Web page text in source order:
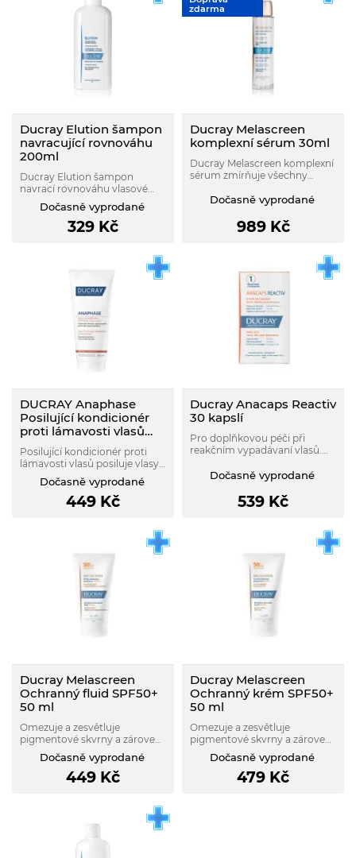
Ducray Elution šampon
navracující rovnováhu
200ml
Ducray Elution šampon
navrací rovnováhu vlasové
pokožce, šetrně vlasy myje a
napomáhá předcházet
opakovanému návratu lupů.
Je vhodný jako následná nebo
Dočasně vyprodané
329 Kč
zdarma
Ducray Melascreen
komplexní sérum 30ml
Ducray Melascreen komplexní
sérum zmírňuje všechny
stárnutí pokožky (lokalizované
stařecké skvrny, vrásky, ztráta
pružnosti).
Dočasně vyprodané
989Kč
DUCRAY Anaphase
Posilující kondicionér
proti lámavosti vlasů
200ml
Posilující kondicionér proti
lámavosti vlasů posiluje vlasy,
zabraňuje třepení konečků a
zvyšuje objem vlasů pro jejich
větší odolnost.
Dočasně vyprodané
449 Kč
Ducray Anacaps Reactiv
30 kapslí
Pro doplňkovou péči při
reakčním vypadávaní vlasů.
stavu vlasů. Je určen pro
Dočasně vyprodané
539 Kč
Ducray Melascreen
Ochranný fluid SPF50+
50 ml
Omezuje a zesvětluje
pigmentové skvrny a zároveň
chrání před sluncem
vyvolanými
hyperpigmentacemi,
lokalizovanými pigmentovými
Dočasně vyprodané
449 Kč
Ducray Melascreen
Ochranný krém SPF50+
50 ml
Omezuje a zesvětluje
pigmentové skvrny a zároveň
chrání před sluncem
vyvolanými
hyperpigmentacemi,
lokalizovanými pigmentovými
Dočasně vyprodané
479 Kč